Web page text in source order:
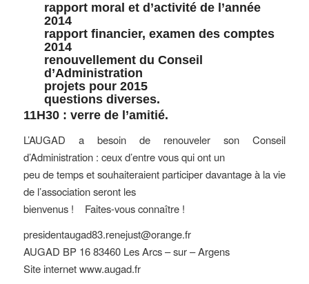
rapport moral et d’activité de l’année
2014
rapport financier, examen des comptes
2014
renouvellement du Conseil
d’Administration
projets pour 2015
questions diverses.
11H30 : verre de l’amitié.
L’AUGAD a besoin de renouveler son Conseil
d’Administration : ceux d’entre vous qui ont un
peu de temps et souhaiteraient participer davantage à la vie
de l’association seront les
bienvenus ! Faites-vous connaître !
presidentaugad83.renejust@orange.fr
AUGAD BP 16 83460 Les Arcs – sur – Argens
Site internet www.augad.fr